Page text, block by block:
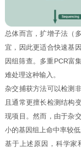
总体而言，扩增子法（
宜，因此更适合快速基
因组筛查。多重PCR富
难处理这种输入。
杂交捕获方法可以检测
且通常更擅长检测结构
现项目。然而，由于杂
小的基因组上命中率较低
基于上述原因，科学家